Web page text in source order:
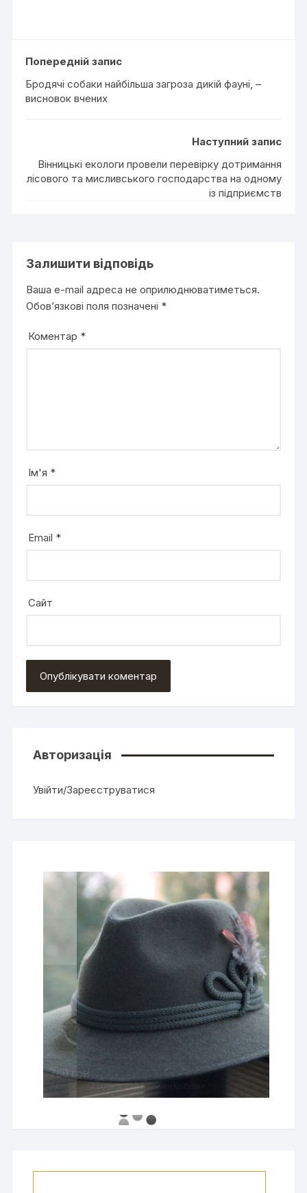
Попередній запис
Бродячі собаки найбільша загроза дикій фауні, –
висновок вчених
Наступний запис
Вінницькі екологи провели перевірку дотримання
лісового та мисливського господарства на одному
із підприємств
Залишити відповідь
Ваша e-mail адреса не оприлюднюватиметься.
Обов’язкові поля позначені *
Коментар *
Ім'я *
Email *
Сайт
Авторизація
Увійти/Зареєструватися
760 грн
Авторський бронзовий значок «Козуля»